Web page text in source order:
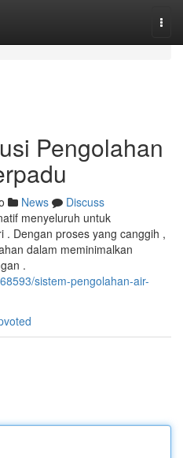
Pengolahan
News
Discuss
menyeluruh untuk
. Dengan proses yang canggih ,
dalam meminimalkan
.
sistem-pengolahan-air-